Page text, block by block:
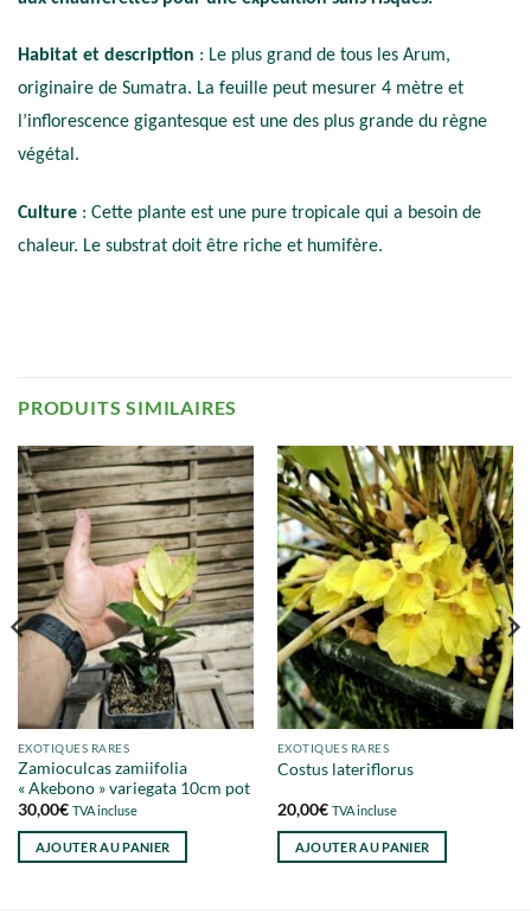
Habitat et description : Le plus grand de tous les Arum,
originaire de Sumatra. La feuille peut mesurer 4 mètre et
l’inflorescence gigantesque est une des plus grande du règne
végétal.
Culture : Cette plante est une pure tropicale qui a besoin de
chaleur. Le substrat doit être riche et humifère.
PRODUITS SIMILAIRES
EXOTIQUES RARES
Zamioculcas zamiifolia
« Akebono » variegata 10cm pot
30,00€ TVA incluse
AJOUTER AU PANIER
EXOTIQUES RARES
Costus lateriflorus
20,00€ TVA incluse
AJOUTER AU PANIER